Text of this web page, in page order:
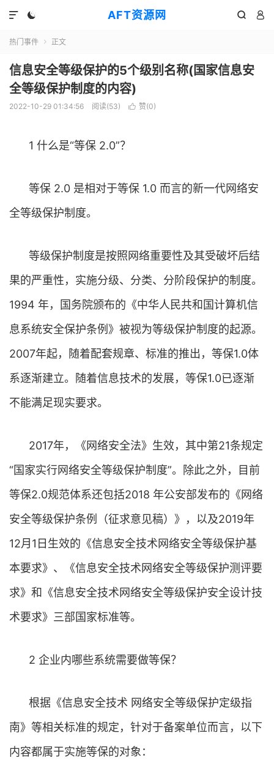
AFT资源网
  

热门事件  正文
信息安全等级保护的5个级别名称(国家信息安
全等级保护制度的内容)
2022-10-29 01:34:56 阅读(53)  赞(0)
1 什么是“等保 2.0”？
等保 2.0 是相对于等保 1.0 而言的新一代网络安
全等级保护制度。
等级保护制度是按照网络重要性及其受破坏后结
果的严重性，实施分级、分类、分阶段保护的制度。
1994 年，国务院颁布的《中华人民共和国计算机信
息系统安全保护条例》被视为等级保护制度的起源。
2007年起，随着配套规章、标准的推出，等保1.0体
系逐渐建立。随着信息技术的发展，等保1.0已逐渐
不能满足现实要求。
2017年，《网络安全法》生效，其中第21条规定
“国家实行网络安全等级保护制度”。除此之外，目前
等保2.0规范体系还包括2018 年公安部发布的《网络
安全等级保护条例（征求意见稿）》，以及2019年
12月1日生效的《信息安全技术网络安全等级保护基
本要求》、《信息安全技术网络安全等级保护测评要
求》和《信息安全技术网络安全等级保护安全设计技
术要求》三部国家标准等。
2 企业内哪些系统需要做等保？
根据《信息安全技术 网络安全等级保护定级指
南》等相关标准的规定，针对于备案单位而言，以下
内容都属于实施等保的对象：